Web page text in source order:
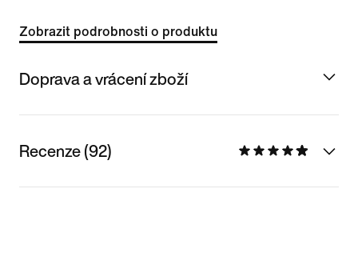
Zobrazit podrobnosti o produktu
Doprava a vrácení zboží
Recenze (92)